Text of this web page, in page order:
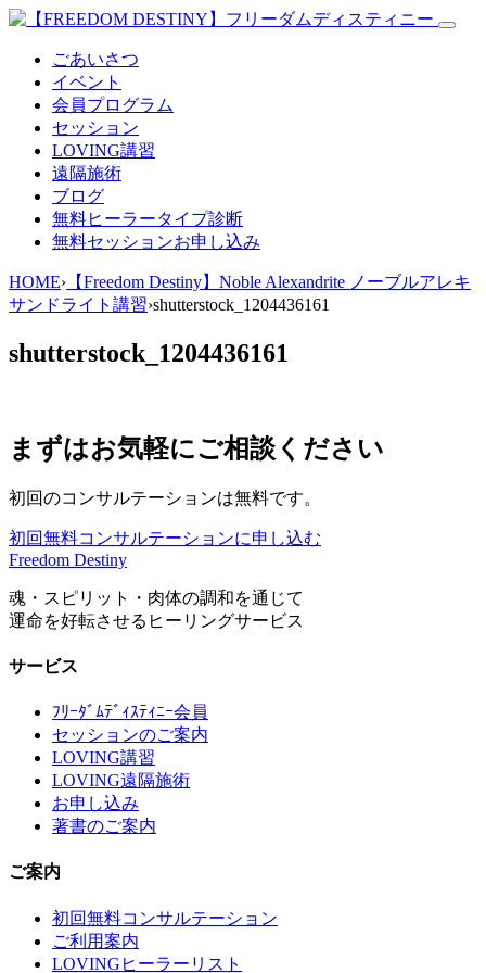
ごあいさつ
イベント
会員プログラム
セッション
LOVING講習
遠隔施術
ブログ
無料ヒーラータイプ診断
無料セッションお申し込み
HOME› 【Freedom Destiny】Noble Alexandrite ノーブルアレキ
サンドライト講習›shutterstock_1204436161
shutterstock_1204436161
まずはお気軽にご相談ください
初回のコンサルテーションは無料です。
初回無料コンサルテーションに申し込む
Freedom Destiny
魂・スピリット・肉体の調和を通じて
運命を好転させるヒーリングサービス
サービス
ﾌﾘｰﾀﾞﾑﾃﾞｨｽﾃｨﾆｰ会員
セッションのご案内
LOVING講習
LOVING遠隔施術
お申し込み
著書のご案内
ご案内
初回無料コンサルテーション
ご利用案内
LOVINGヒーラーリスト